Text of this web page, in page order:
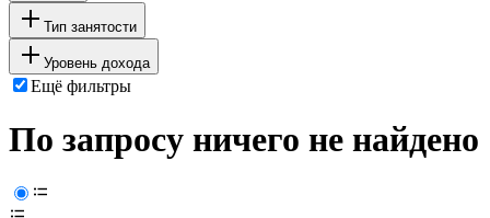
Тип занятости
Уровень дохода
Ещё фильтры
По запросу ничего не найдено